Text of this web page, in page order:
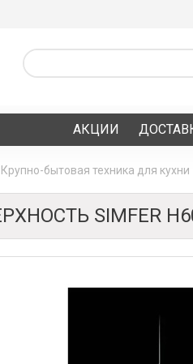
АКЦИИ
Крупно-бытовая техника для кухни
SIMFER